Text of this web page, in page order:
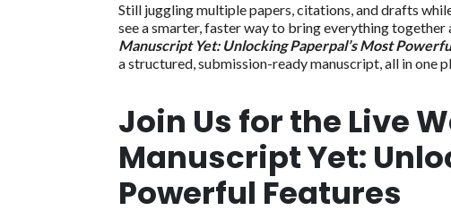
Still juggling multiple papers, citations, and drafts
see a smarter, faster way to bring everything
Manuscript Yet: Unlocking Paperpal’s Most
a structured, submission-ready manuscript, all in one
Join Us for the Live
Manuscript Yet:
Powerful Features